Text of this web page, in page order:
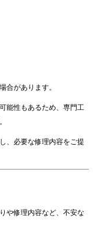
合があります。
能性もあるため、専門工
、必要な修理内容をご提
や修理内容など、不安な